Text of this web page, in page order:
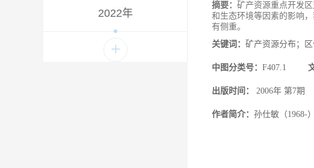
2022年
+
摘要： 矿产资源重点开发
和生态环境等因素的影响
有侧重。
关键词： 矿产资源分布；
中图分类号： F407.1
出版时间： 2006年 第7期
作者简介： 孙仕敏（1968-